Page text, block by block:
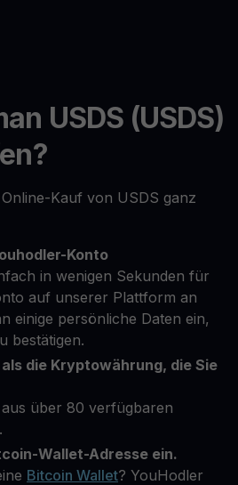
USDS (USDS)
Kauf von USDS ganz
Konto
in wenigen Sekunden für
auf unserer Plattform an
einige persönliche Daten ein,
bestätigen.
als die Kryptowährung, die Sie
über 80 verfügbaren
Wallet-Adresse ein.
Bitcoin Wallet? YouHodler